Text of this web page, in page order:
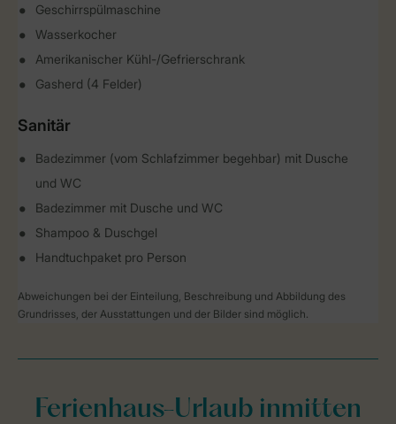
Geschirrspülmaschine
Wasserkocher
Amerikanischer Kühl-/Gefrierschrank
Gasherd (4 Felder)
Sanitär
Badezimmer (vom Schlafzimmer begehbar) mit Dusche
und WC
Badezimmer mit Dusche und WC
Shampoo & Duschgel
Handtuchpaket pro Person
Abweichungen bei der Einteilung, Beschreibung und Abbildung des
Grundrisses, der Ausstattungen und der Bilder sind möglich.
Ferienhaus-Urlaub inmitten